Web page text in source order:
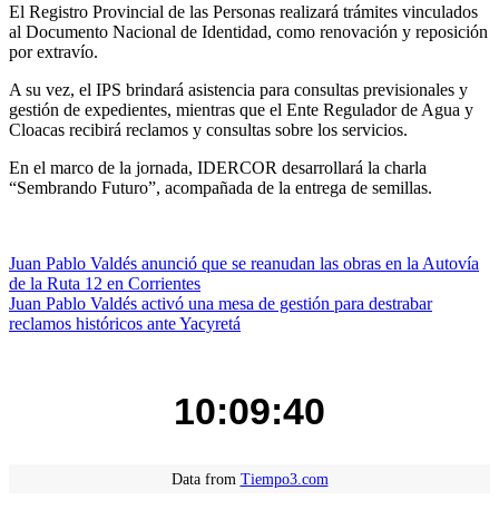
El Registro Provincial de las Personas realizará trámites vinculados
al Documento Nacional de Identidad, como renovación y reposición
por extravío.
A su vez, el IPS brindará asistencia para consultas previsionales y
gestión de expedientes, mientras que el Ente Regulador de Agua y
Cloacas recibirá reclamos y consultas sobre los servicios.
En el marco de la jornada, IDERCOR desarrollará la charla
“Sembrando Futuro”, acompañada de la entrega de semillas.
Navegación
de
entradas
Juan Pablo Valdés anunció que se reanudan las obras en la Autovía
de la Ruta 12 en Corrientes
Juan Pablo Valdés activó una mesa de gestión para destrabar
reclamos históricos ante Yacyretá
10:09:40
Data from Tiempo3.com